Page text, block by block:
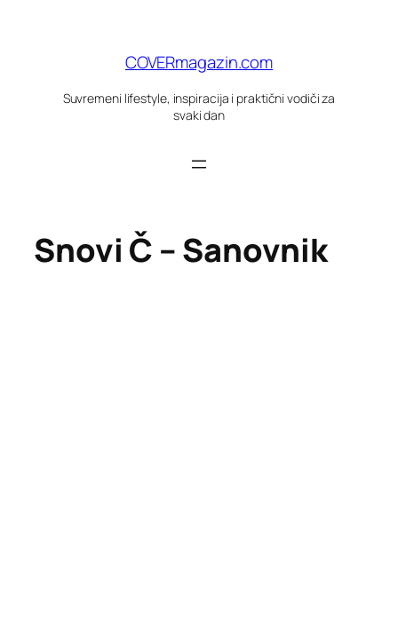
COVERmagazin.com
Suvremeni lifestyle, inspiracija i praktični vodiči za
svaki dan
Snovi Č – Sanovnik